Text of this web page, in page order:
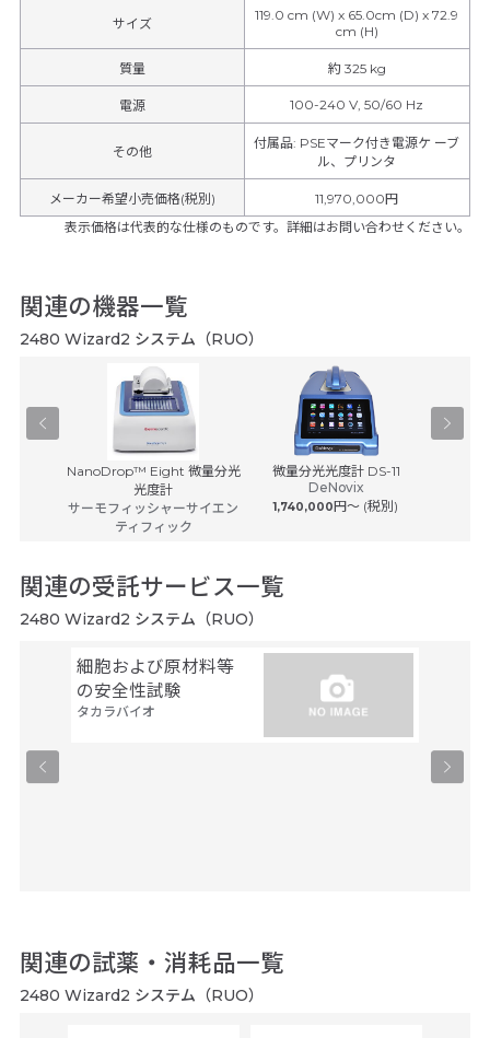
サイズ
119.0 cm (W) x 65.0cm (D) x 72.9
cm (H)
質量 約 325 kg
電源 100-240 V, 50/60 Hz
その他
付属品: PSEマーク付き電源ケ ーブ
ル、プリンタ
メーカー希望小売価格(税別)
11,970,000円
表示価格は代表的な仕様のものです。詳細はお問い合わせください。
関連の機器一覧
2480 Wizard2 システム（RUO）
NanoDrop™ Eight 微量分光
光度計
サーモフィッシャーサイエン
ティフィック
微量分光光度計 DS-11
DeNovix
1,740,000円〜 (税別)
関連の受託サービス一覧
2480 Wizard2 システム（RUO）
細胞および原材料等
の安全性試験
タカラバイオ
関連の試薬・消耗品一覧
2480 Wizard2 システム（RUO）